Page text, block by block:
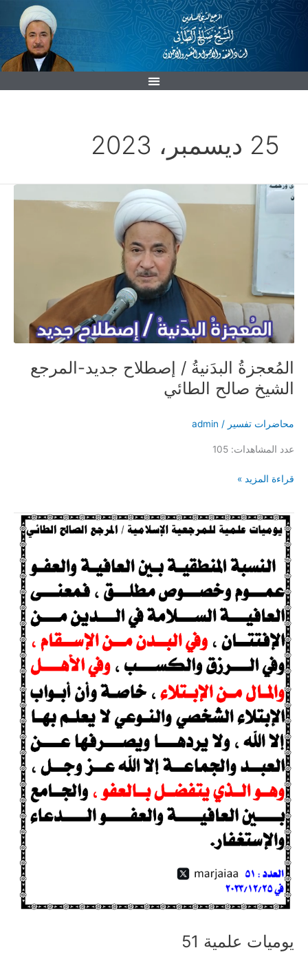
تخطي
25 ديسمبر، 2023
المُعجزةُ البدَنيةُ / إصطلاح جديد-المرجع
الشيخ صالح الطائي
محاضرات تفسير /
admin
عدد المشاهدات: 105
المُعجزةُ
جديد-
صالح
الطائي
قراءة المزيد »
يوميات علمية 51
يوميات
علمية
51